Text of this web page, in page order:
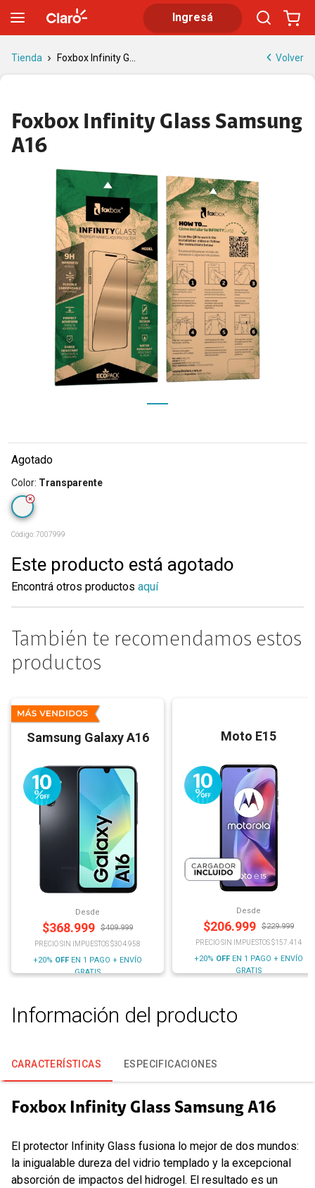
Ingresá
Tienda Foxbox Infinity G... Volver
Foxbox Infinity Glass Samsung
A16
Agotado
Color: Transparente
Código:7007999
Este producto está agotado
Encontrá otros productos aquí
También te recomendamos estos
productos
Samsung Galaxy A16
Desde
$368.999 $409.999
PRECIO SIN IMPUESTOS $304.958
+20% OFF EN 1 PAGO + ENVÍO
GRATIS
Moto E15
Desde
$206.999 $229.999
PRECIO SIN IMPUESTOS $157.414
+20% OFF EN 1 PAGO + ENVÍO
GRATIS
Información del producto
CARACTERÍSTICAS ESPECIFICACIONES
Foxbox Infinity Glass Samsung A16
El protector Infinity Glass fusiona lo mejor de dos mundos:
la inigualable dureza del vidrio templado y la excepcional
absorción de impactos del hidrogel. El resultado es un
Foxbox Infinity Glass Samsung A16 | Tienda Claro